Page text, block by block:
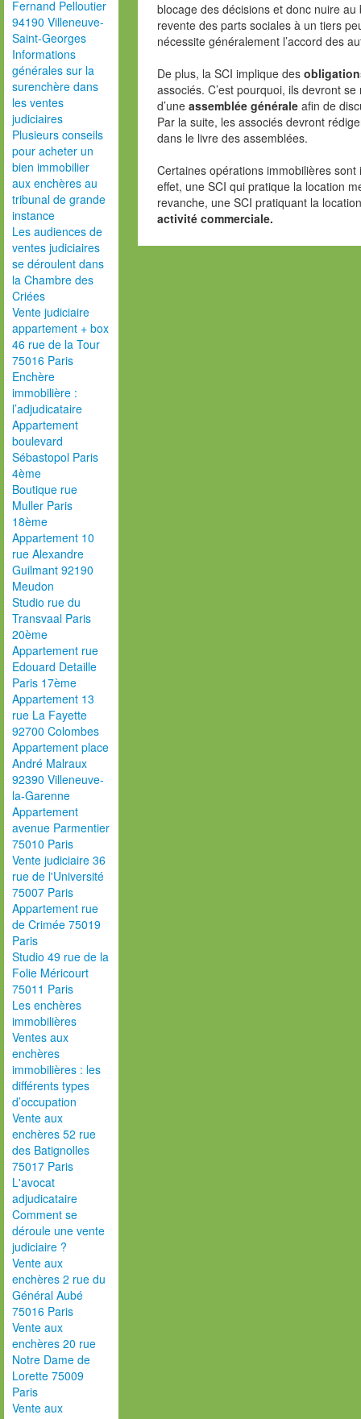
Fernand Pelloutier
94190 Villeneuve-
Saint-Georges
Informations
générales sur la
surenchère dans
les ventes
judiciaires
Plusieurs conseils
pour acheter un
bien immobilier
aux enchères au
tribunal de grande
instance
Les audiences de
ventes judiciaires
se déroulent dans
la Chambre des
Criées
Vente judiciaire
appartement + box
46 rue de la Tour
75016 Paris
Enchère
immobilière :
l’adjudicataire
Appartement
boulevard
Sébastopol Paris
4ème
Boutique rue
Muller Paris
18ème
Appartement 10
rue Alexandre
Guilmant 92190
Meudon
Studio rue du
Transvaal Paris
20ème
Appartement rue
Edouard Detaille
Paris 17ème
Appartement 13
rue La Fayette
92700 Colombes
Appartement place
André Malraux
92390 Villeneuve-
la-Garenne
Appartement
avenue Parmentier
75010 Paris
Vente judiciaire 36
rue de l'Université
75007 Paris
Appartement rue
de Crimée 75019
Paris
Studio 49 rue de la
Folie Méricourt
75011 Paris
Les enchères
immobilières
Ventes aux
enchères
immobilières : les
différents types
d’occupation
Vente aux
enchères 52 rue
des Batignolles
75017 Paris
L'avocat
adjudicataire
Comment se
déroule une vente
judiciaire ?
Vente aux
enchères 2 rue du
Général Aubé
75016 Paris
Vente aux
enchères 20 rue
Notre Dame de
Lorette 75009
Paris
Vente aux
blocage des décisions et donc nuire
revente des parts sociales à un tiers
nécessite généralement l’accord des
De plus, la SCI implique des
associés. C’est pourquoi, ils devront
d’une assemblée généraleafin de
Par la suite, les associés devront
dans le livre des assemblées.
Certaines opérations immobilières
effet, une SCI qui pratique la location
revanche, une SCI pratiquant la
activité commerciale.